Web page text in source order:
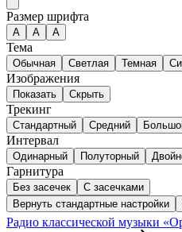
Размер шрифта
А A A
Тема
Обычная Светлая Темная
Изображения
Показать Скрыть
Трекинг
Стандартный Средний
Интервал
Одинарный Полуторный
Гарнитура
Без засечек
С засечками
Вернуть стандартные настройки
Радио классической музыки